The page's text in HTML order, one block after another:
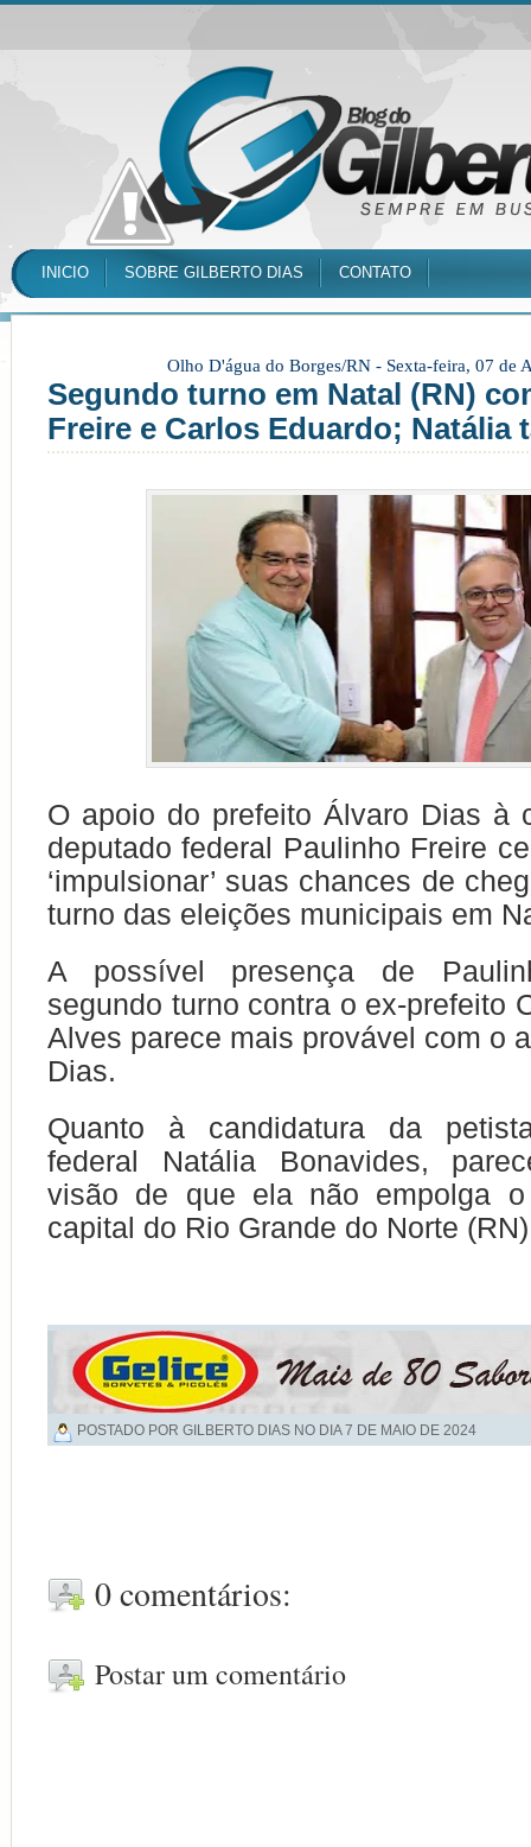
INICIO SOBRE GILBERTO DIAS CONTATO
Olho D'água do Borges/RN - Sexta-feira, 07 de
Segundo turno em Natal (RN)
Freire e Carlos Eduardo; Natália
O apoio do prefeito Álvaro Dias à
deputado federal Paulinho Freire
‘impulsionar’ suas chances de
turno das eleições municipais em
A possível presença de
segundo turno contra o ex-prefeito
Alves parece mais provável com o
Dias.
Quanto à candidatura da
federal Natália Bonavides,
visão de que ela não empolga
capital do Rio Grande do Norte
POSTADO POR GILBERTO DIAS NO DIA7 DE MAIO DE 2024
0 comentários:
Postar um comentário